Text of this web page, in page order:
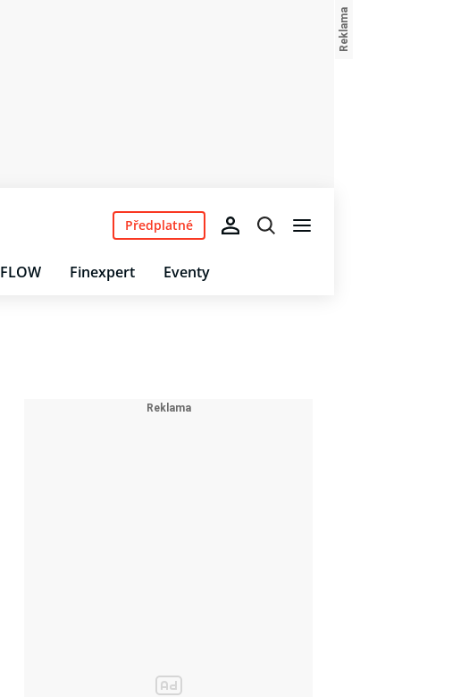
FLOW Finexpert Eventy
Předplatné